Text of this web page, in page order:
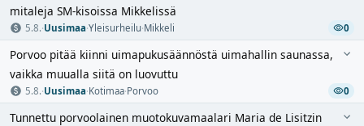
mitaleja SM-kisoissa Mikkelissä
5.8.·Uusimaa·Yleisurheilu·Mikkeli 0
Porvoo pitää kiinni uimapukusäännöstä uimahallin saunassa,
vaikka muualla siitä on luovuttu
5.8.·Uusimaa·Kotimaa·Porvoo 0
Tunnettu porvoolainen muotokuvamaalari Maria de Lisitzin